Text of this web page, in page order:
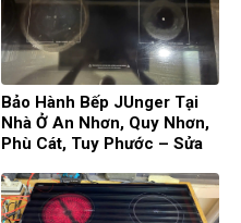
Bảo Hành Bếp JUnger Tại
Nhà Ở An Nhơn, Quy Nhơn,
Phù Cát, Tuy Phước – Sửa